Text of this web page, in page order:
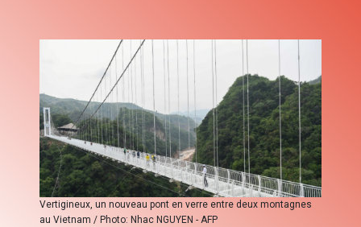
Vertigineux, un nouveau pont en verre entre deux montagnes
au Vietnam / Photo: Nhac NGUYEN - AFP